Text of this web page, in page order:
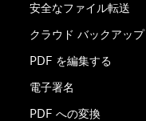
安全なファイル転送
クラウド バックアップ
PDF を編集する
電子署名
PDF への変換